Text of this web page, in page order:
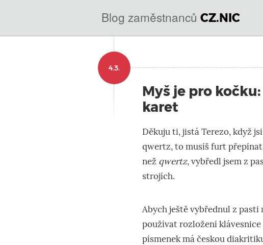
Blog zaměstnanců CZ.NIC
@
SOA
Myš je pro
karet
4.3.
Děkuju ti, jistá Terezo, když
qwertz, to musíš furt
než qwertz, vybředl jsem z
strojích.
Abych ještě vybřednul z pasti
používat rozložení klávesnice
písmenek má českou